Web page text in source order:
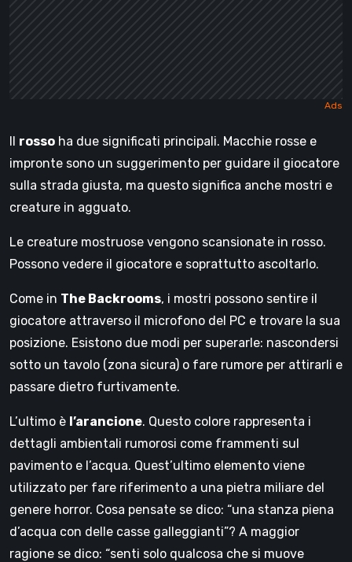
Il rosso ha due significati principali. Macchie rosse e
impronte sono un suggerimento per guidare il giocatore
sulla strada giusta, ma questo significa anche mostri e
creature in agguato.
Le creature mostruose vengono scansionate in rosso.
Possono vedere il giocatore e soprattutto ascoltarlo.
Come in The Backrooms, i mostri possono sentire il
giocatore attraverso il microfono del PC e trovare la sua
posizione. Esistono due modi per superarle: nascondersi
sotto un tavolo (zona sicura) o fare rumore per attirarli e
passare dietro furtivamente.
L’ultimo è l’arancione. Questo colore rappresenta i
dettagli ambientali rumorosi come frammenti sul
pavimento e l’acqua. Quest’ultimo elemento viene
utilizzato per fare riferimento a una pietra miliare del
genere horror. Cosa pensate se dico: “una stanza piena
d’acqua con delle casse galleggianti”? A maggior
ragione se dico: “senti solo qualcosa che si muove